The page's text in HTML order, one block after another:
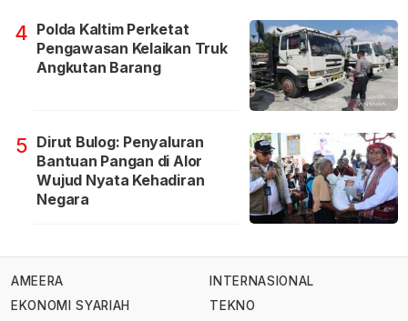
4 Polda Kaltim Perketat
Pengawasan Kelaikan Truk
Angkutan Barang
5 Dirut Bulog: Penyaluran
Bantuan Pangan di Alor
Wujud Nyata Kehadiran
Negara
AMEERA
EKONOMI SYARIAH
INTERNASIONAL
TEKNO